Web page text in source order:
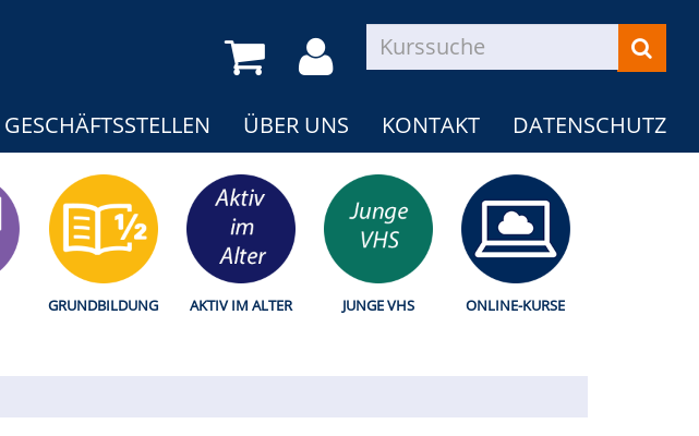
GESCHÄFTSSTELLEN ÜBER UNS KONTAKT DATENSCHUTZ
GRUNDBILDUNG AKTIV IM ALTER JUNGE VHS ONLINE-KURSE